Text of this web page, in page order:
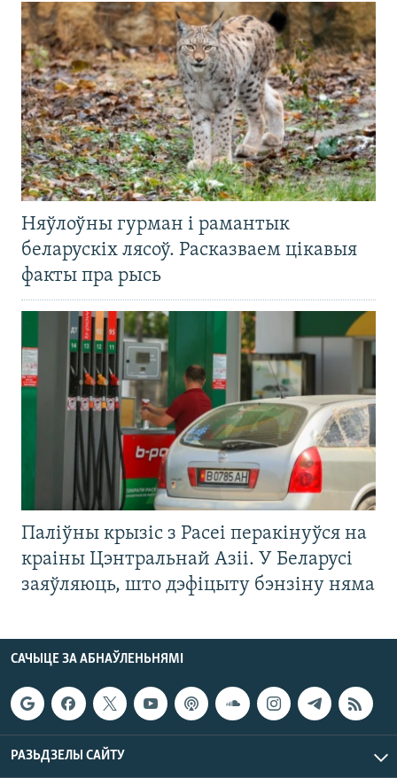
Няўлоўны гурман і рамантык
беларускіх лясоў. Расказваем цікавыя
факты пра рысь
Паліўны крызіс з Расеі перакінуўся на
краіны Цэнтральнай Азіі. У Беларусі
заяўляюць, што дэфіцыту бэнзіну няма
САЧЫЦЕ ЗА АБНАЎЛЕНЬНЯМІ
РАЗЬДЗЕЛЫ САЙТУ